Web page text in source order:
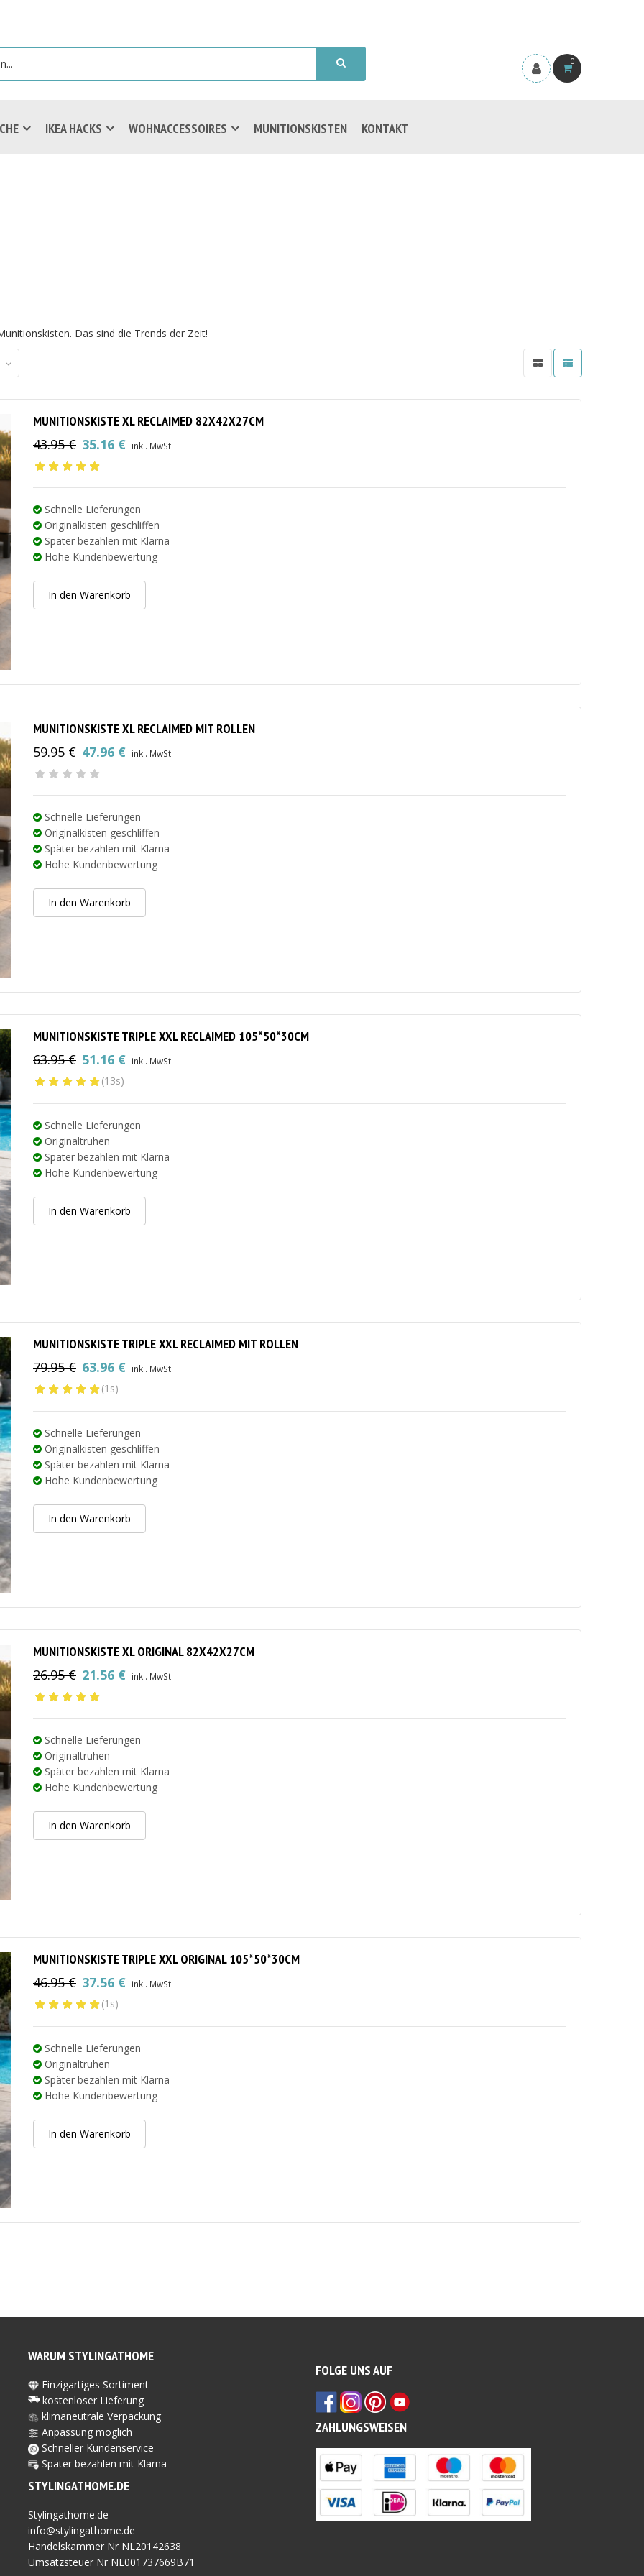
0
IKEA HACKS WOHNACCESSOIRES MUNITIONSKISTEN KONTAKT
Das sind die Trends der Zeit!
MUNITIONSKISTE XL RECLAIMED 82X42X27CM
43.95€
Ursprünglicher
Preis
war:
43.95 €
35.16 €
Aktueller
Preis
ist:
35.16 €.
inkl. MwSt.
Schnelle Lieferungen
Originalkisten geschliffen
Später bezahlen mit Klarna
Hohe Kundenbewertung
In den Warenkorb
MUNITIONSKISTE XL RECLAIMED MIT ROLLEN
59.95€
Ursprünglicher
Preis
war:
59.95 €
47.96 €
Aktueller
Preis
ist:
47.96 €.
inkl. MwSt.
Schnelle Lieferungen
Originalkisten geschliffen
Später bezahlen mit Klarna
Hohe Kundenbewertung
In den Warenkorb
MUNITIONSKISTE TRIPLE XXL RECLAIMED 105*50*30CM
63.95€
Ursprünglicher
Preis
war:
63.95 €
51.16 €
Aktueller
Preis
ist:
51.16 €.
inkl. MwSt.
(13s)
Schnelle Lieferungen
Originaltruhen
Später bezahlen mit Klarna
Hohe Kundenbewertung
In den Warenkorb
MUNITIONSKISTE TRIPLE XXL RECLAIMED MIT ROLLEN
79.95€
Ursprünglicher
Preis
war:
79.95 €
63.96 €
Aktueller
Preis
ist:
63.96 €.
inkl. MwSt.
(1s)
Schnelle Lieferungen
Originalkisten geschliffen
Später bezahlen mit Klarna
Hohe Kundenbewertung
In den Warenkorb
MUNITIONSKISTE XL ORIGINAL 82X42X27CM
26.95€
Ursprünglicher
Preis
war:
26.95 €
21.56 €
Aktueller
Preis
ist:
21.56 €.
inkl. MwSt.
Schnelle Lieferungen
Originaltruhen
Später bezahlen mit Klarna
Hohe Kundenbewertung
In den Warenkorb
MUNITIONSKISTE TRIPLE XXL ORIGINAL 105*50*30CM
46.95€
Ursprünglicher
Preis
war:
46.95 €
37.56 €
Aktueller
Preis
ist:
37.56 €.
inkl. MwSt.
(1s)
Schnelle Lieferungen
Originaltruhen
Später bezahlen mit Klarna
Hohe Kundenbewertung
In den Warenkorb
WARUM STYLINGATHOME
Einzigartiges Sortiment
kostenloser Lieferung
klimaneutrale Verpackung
Anpassung möglich
Schneller Kundenservice
Später bezahlen mit Klarna
STYLINGATHOME.DE
Stylingathome.de
info@stylingathome.de
Handelskammer Nr NL20142638
Umsatzsteuer Nr NL001737669B71
FOLGE UNS AUF
ZAHLUNGSWEISEN